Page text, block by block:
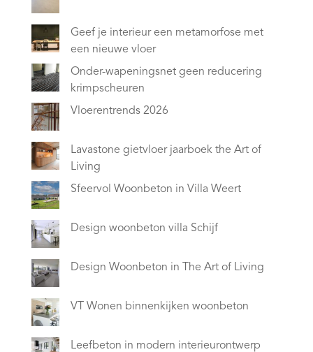
Geef je interieur een metamorfose met
een nieuwe vloer
Onder-wapeningsnet geen reducering
krimpscheuren
Vloerentrends 2026
Lavastone gietvloer jaarboek the Art of
Living
Sfeervol Woonbeton in Villa Weert
Design woonbeton villa Schijf
Design Woonbeton in The Art of Living
VT Wonen binnenkijken woonbeton
Leefbeton in modern interieurontwerp